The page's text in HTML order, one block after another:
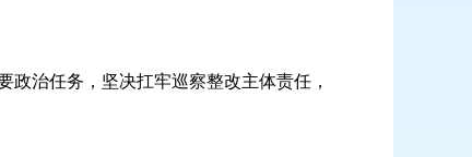
治任务，坚决扛牢巡察整改主体责任，